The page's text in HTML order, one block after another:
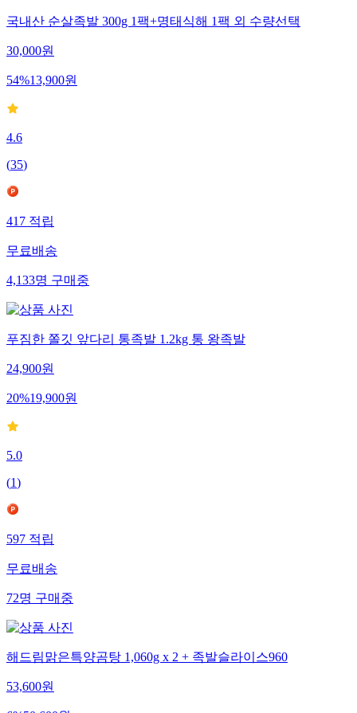
국내산 순살족발 300g 1팩+명태식해 1팩 외 수량선택
30,000원
54%13,900원
4.6
(35)
417적립
무료배송
4,133명구매중
푸짐한 쫄깃 앞다리 통족발 1.2kg 통 왕족발
24,900원
20%19,900원
5.0
(1)
597적립
무료배송
72명구매중
해드림맑은특양곰탕 1,060g x 2 + 족발슬라이스960
53,600원